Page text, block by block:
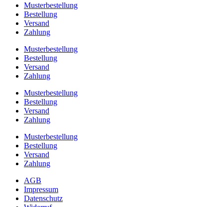
Musterbestellung
Bestellung
Versand
Zahlung
Musterbestellung
Bestellung
Versand
Zahlung
Musterbestellung
Bestellung
Versand
Zahlung
Musterbestellung
Bestellung
Versand
Zahlung
AGB
Impressum
Datenschutz